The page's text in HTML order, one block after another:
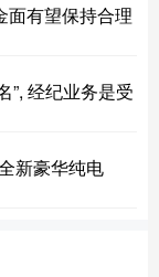
面有望保持合理
”, 经纪业务是受
新豪华纯电